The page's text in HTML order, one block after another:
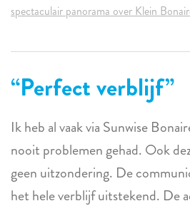
spectaculair panorama over Klein
Perfect verblijf
Ik heb al vaak via Sunwise
nooit problemen gehad. Ook
geen uitzondering. De
het hele verblijf uitstekend. De